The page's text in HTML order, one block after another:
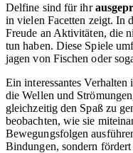
Delfine sind für ihr
in vielen Facetten zeigt. In
Freude an Aktivitäten, die
tun haben. Diese Spiele
jagen von Fischen oder
Ein interessantes
die Wellen und
gleichzeitig den Spaß zu
beobachten, wie sie
Bewegungsfolgen
Bindungen, sondern